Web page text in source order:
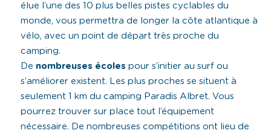
élue l’une des 10 plus belles pistes cyclables du
monde, vous permettra de longer la côte atlantique à
vélo, avec un point de départ très proche du
camping.
De nombreuses écoles pour s’initier au surf ou
s’améliorer existent. Les plus proches se situent à
seulement 1 km du camping Paradis Albret. Vous
pourrez trouver sur place tout l’équipement
nécessaire. De nombreuses compétitions ont lieu de